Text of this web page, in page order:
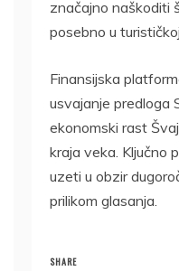
značajno naškoditi
posebno u
Finansijska
usvajanje predloga
ekonomski rast
kraja veka. Ključno
uzeti u obzir
prilikom glasanja.
SHARE